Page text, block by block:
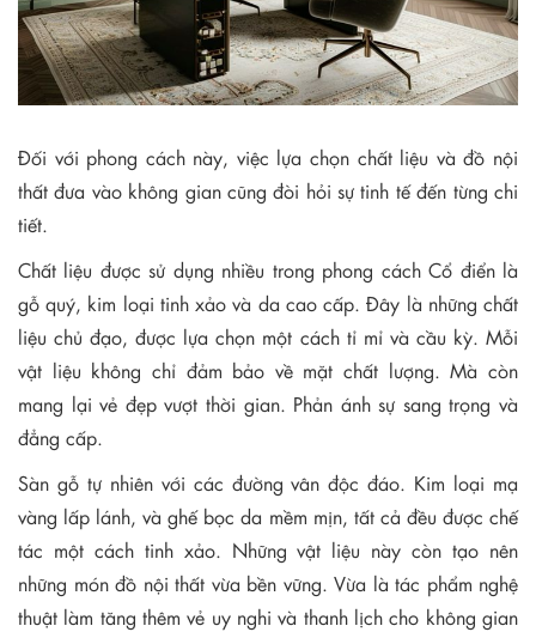
Đối với phong cách này, việc lựa chọn chất liệu và đồ nội
thất đưa vào không gian cũng đòi hỏi sự tinh tế đến từng chi
tiết.
Chất liệu được sử dụng nhiều trong phong cách Cổ điển là
gỗ quý, kim loại tinh xảo và da cao cấp. Đây là những chất
liệu chủ đạo, được lựa chọn một cách tỉ mỉ và cầu kỳ. Mỗi
vật liệu không chỉ đảm bảo về mặt chất lượng. Mà còn
mang lại vẻ đẹp vượt thời gian. Phản ánh sự sang trọng và
đẳng cấp.
Sàn gỗ tự nhiên với các đường vân độc đáo. Kim loại mạ
vàng lấp lánh, và ghế bọc da mềm mịn, tất cả đều được chế
tác một cách tinh xảo. Những vật liệu này còn tạo nên
những món đồ nội thất vừa bền vững. Vừa là tác phẩm nghệ
thuật làm tăng thêm vẻ uy nghi và thanh lịch cho không gian